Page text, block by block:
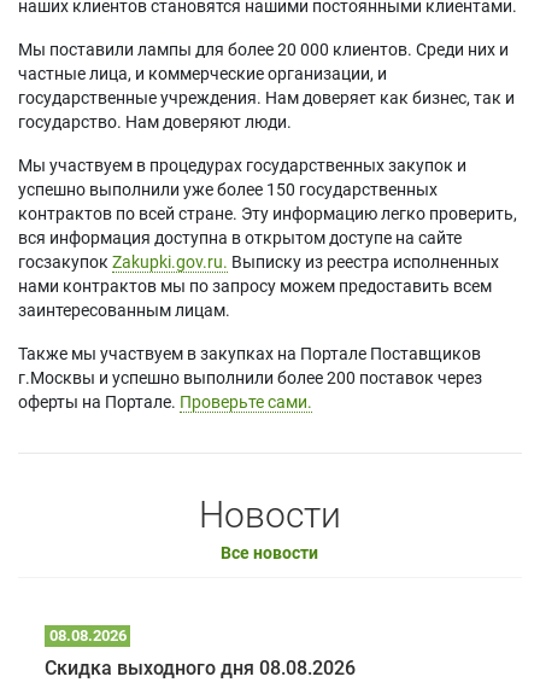
наших клиентов становятся нашими постоянными клиентами.
Мы поставили лампы для более 20 000 клиентов. Среди них и
частные лица, и коммерческие организации, и
государственные учреждения. Нам доверяет как бизнес, так и
государство. Нам доверяют люди.
Мы участвуем в процедурах государственных закупок и
успешно выполнили уже более 150 государственных
контрактов по всей стране. Эту информацию легко проверить,
вся информация доступна в открытом доступе на сайте
госзакупок Zakupki.gov.ru. Выписку из реестра исполненных
нами контрактов мы по запросу можем предоставить всем
заинтересованным лицам.
Также мы участвуем в закупках на Портале Поставщиков
г.Москвы и успешно выполнили более 200 поставок через
оферты на Портале. Проверьте сами.
Новости
Все новости
08.08.2026
Скидка выходного дня 08.08.2026